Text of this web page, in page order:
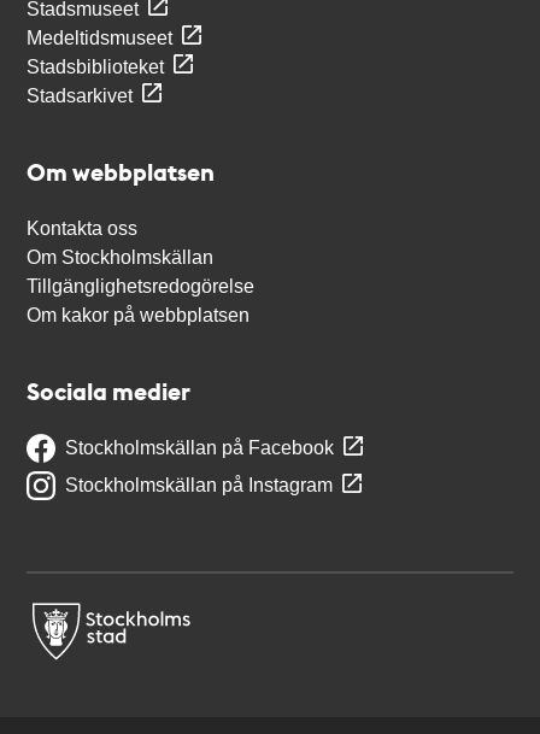
Stadsmuseet
Medeltidsmuseet
Stadsbiblioteket
Stadsarkivet
Om webbplatsen
Kontakta oss
Om Stockholmskällan
Tillgänglighetsredogörelse
Om kakor på webbplatsen
Sociala medier
Stockholmskällan på Facebook
Stockholmskällan på Instagram